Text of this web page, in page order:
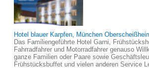
Hotel blauer Karpfen, München
Das Familiengeführte Hotel Garni,
Fahrradfahrer und Motorradfahrer genauso
ganze Familien oder Paare sowie
Frühstücksbuffet und vielen anderen Service